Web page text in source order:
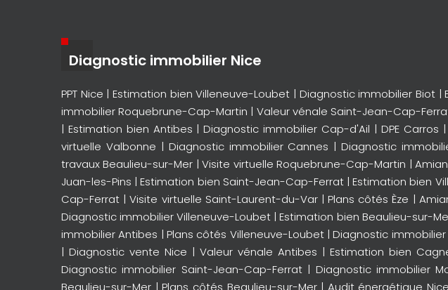
Diagnostic immobilier Nice
PPT Nice |Estimation bien Villeneuve-Loubet | Diagnostic immobilier Biot |
immobilier Roquebrune-Cap-Martin | Valeur vénale Saint-Jean-Cap-
| Estimation bien Antibes |Diagnostic immobilier Cap-d'Ail | DPE Carros
virtuelle Valbonne | Diagnostic immobilier Cannes |Diagnostic
travaux Beaulieu-sur-Mer |Visite virtuelle Roquebrune-Cap-Martin |
Juan-les-Pins |Estimation bien Saint-Jean-Cap-Ferrat|Estimation bien
Cap-Ferrat |Visite virtuelle Saint-Laurent-du-Var|Plans côtés Èze |
Diagnostic immobilier Villeneuve-Loubet |Estimation bien Beaulieu-sur-
immobilier Antibes | Plans côtés Villeneuve-Loubet|Diagnostic
| Diagnostic vente Nice | Valeur vénale Antibes | Estimation bien
Diagnostic immobilier Saint-Jean-Cap-Ferrat| Diagnostic immobilier
Beaulieu-sur-Mer |Plans côtés Beaulieu-sur-Mer| Audit énergétique Nice